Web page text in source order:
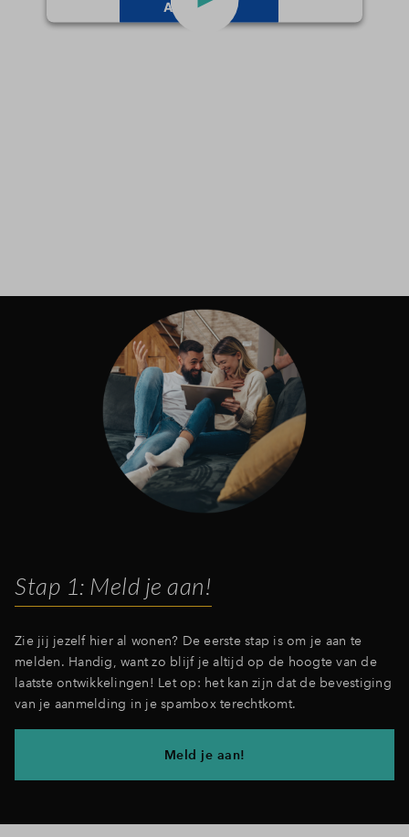
Accepteren
Stap 1: Meld je aan!
Zie jij jezelf hier al wonen? De eerste stap is om je aan te
melden. Handig, want zo blijf je altijd op de hoogte van de
laatste ontwikkelingen! Let op: het kan zijn dat de bevestiging
van je aanmelding in je spambox terechtkomt.
Meld je aan!